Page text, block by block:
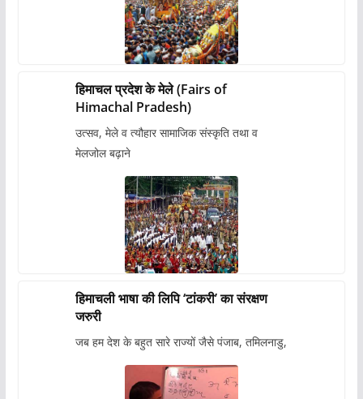
हिमाचल प्रदेश के मेले (Fairs of
Himachal Pradesh)
उत्सव, मेले व त्यौहार सामाजिक संस्कृति तथा व
मेलजोल बढ़ाने
हिमाचली भाषा की लिपि ‘टांकरी’ का संरक्षण
जरुरी
जब हम देश के बहुत सारे राज्यों जैसे पंजाब, तमिलनाडु,